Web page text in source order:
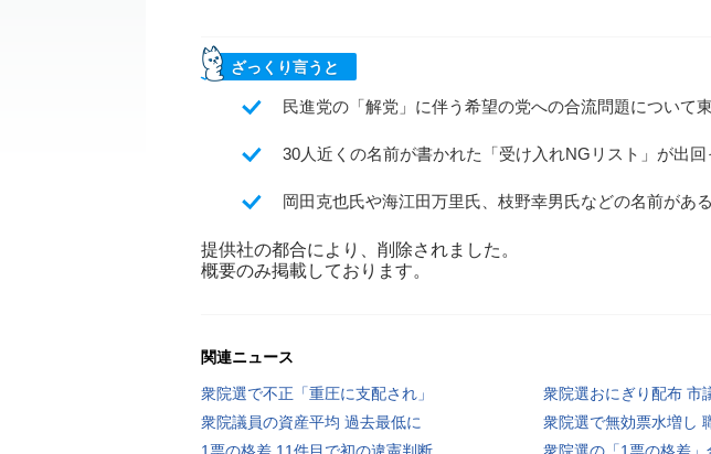
ざっくり言うと
民進党の「解党」に伴う希望の党への合流問題について
30人近くの名前が書かれた「受け入れNGリスト」が出回
岡田克也氏や海江田万里氏、枝野幸男氏などの名前があ
提供社の都合により、削除されました。
概要のみ掲載しております。
関連ニュース
衆院選で不正「重圧に支配され」
衆院選おにぎり配布 市
衆院議員の資産平均 過去最低に
衆院選で無効票水増し